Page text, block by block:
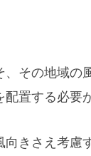
、その地域の
配置する必要
向きさえ考慮